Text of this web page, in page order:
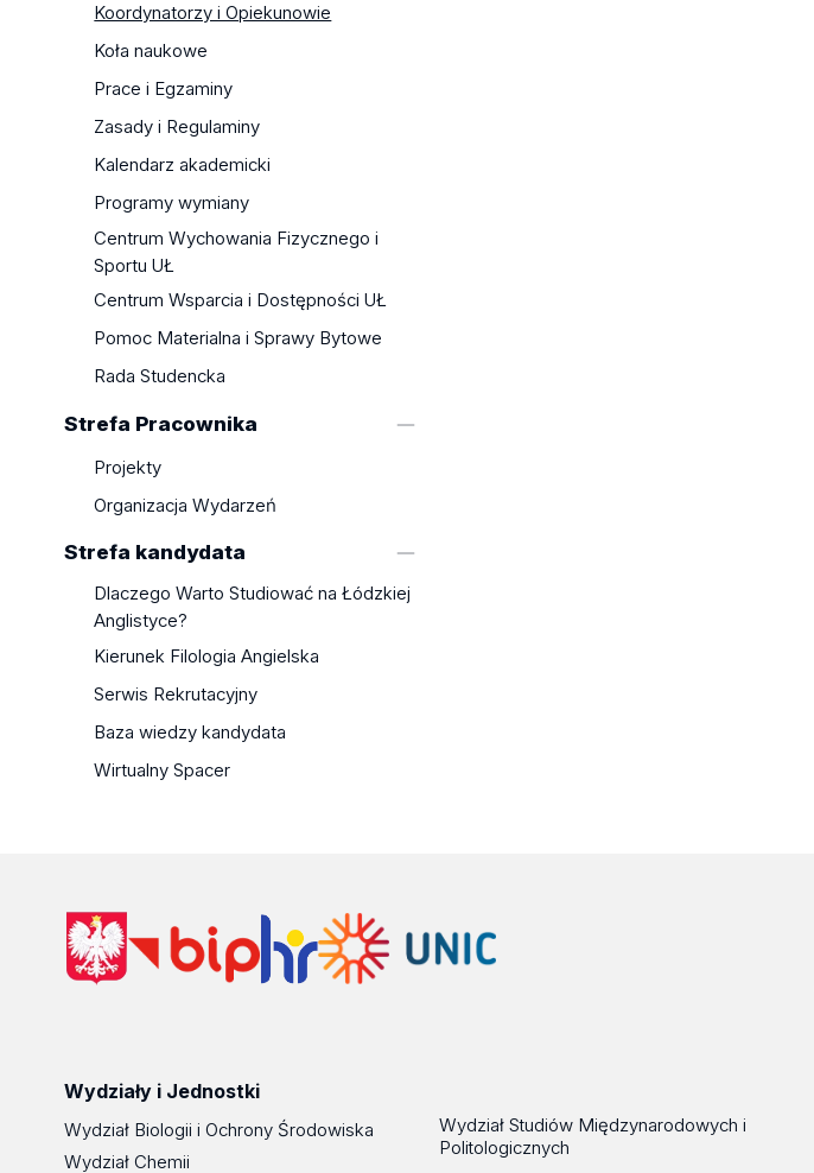
Koordynatorzy i Opiekunowie
Koła naukowe
Prace i Egzaminy
Zasady i Regulaminy
Kalendarz akademicki
Programy wymiany
Centrum Wychowania Fizycznego i
Sportu UŁ
Centrum Wsparcia i Dostępności UŁ
Pomoc Materialna i Sprawy Bytowe
Rada Studencka
Strefa Pracownika
Projekty
Organizacja Wydarzeń
Strefa kandydata
Dlaczego Warto Studiować na Łódzkiej
Anglistyce?
Kierunek Filologia Angielska
Serwis Rekrutacyjny
Baza wiedzy kandydata
Wirtualny Spacer
Wydziały i Jednostki
Wydział Biologii i Ochrony Środowiska
Wydział Chemii
Wydział Studiów Międzynarodowych i
Politologicznych